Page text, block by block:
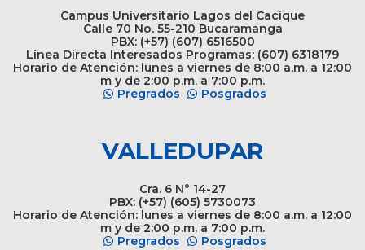
Campus Universitario Lagos del Cacique
Calle 70 No. 55-210 Bucaramanga
PBX: (+57) (607) 6516500
Línea Directa Interesados Programas: (607) 6318179
Horario de Atención: lunes a viernes de 8:00 a.m. a 12:00
m y de 2:00 p.m. a 7:00 p.m.
Pregrados
Posgrados
VALLEDUPAR
Cra. 6 N° 14-27
PBX: (+57) (605) 5730073
Horario de Atención: lunes a viernes de 8:00 a.m. a 12:00
m y de 2:00 p.m. a 7:00 p.m.
Pregrados
Posgrados